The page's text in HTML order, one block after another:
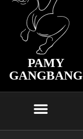
PAMY
GANGBANG